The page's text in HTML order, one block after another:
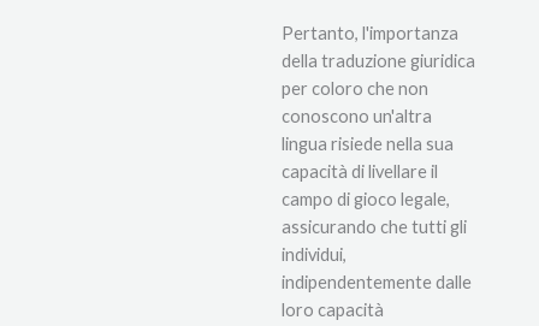
Pertanto, l'importanza
della traduzione giuridica
per coloro che non
conoscono un'altra
lingua risiede nella sua
capacità di livellare il
campo di gioco legale,
assicurando che tutti gli
individui,
indipendentemente dalle
loro capacità